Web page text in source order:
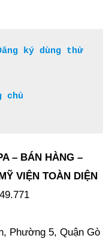
ký dùng thử
chủ
– BÁN HÀNG –
VIỆN TOÀN DIỆN
Phường 5, Quận Gò